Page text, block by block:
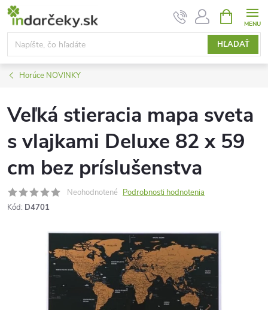
Prejsť
obsah
HĽADAŤ
KOŠÍK
Horúce NOVINKY
Veľká stieracia mapa sveta
s vlajkami Deluxe 82 x 59
cm bez príslušenstva
Neohodnotené Podrobnosti hodnotenia
Kód: D4701